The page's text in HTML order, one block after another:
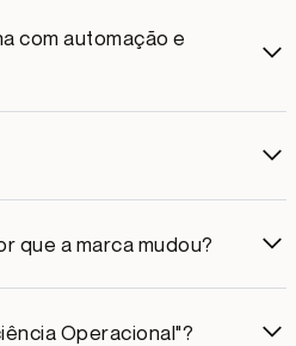
com automação e
que a marca mudou?
Operacional"?